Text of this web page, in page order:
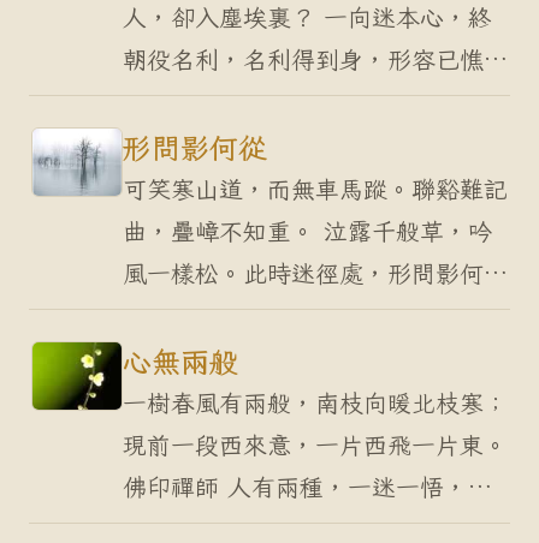
人，卻入塵埃裏？ 一向迷本心，終
朝役名利，名利得到身，形容已憔
悴。 況復不遂者，虛用平生志，可
憐無事人，未能笑得爾。 拾得 心無
罣礙，名為「清」；念…
形問影何從
可笑寒山道，而無車馬蹤。聯谿難記
曲，疊嶂不知重。 泣露千般草，吟
風一樣松。此時迷徑處，形問影何
從。 可笑寒山道，而無車馬蹤。 寒
山大士，人顛心不顛。世人笑他，他
笑世人。眾人不解寒山…
心無兩般
一樹春風有兩般，南枝向暖北枝寒；
現前一段西來意，一片西飛一片東。
佛印禪師 人有兩種，一迷一悟，迷
的是現象，悟的是真理。迷人常於相